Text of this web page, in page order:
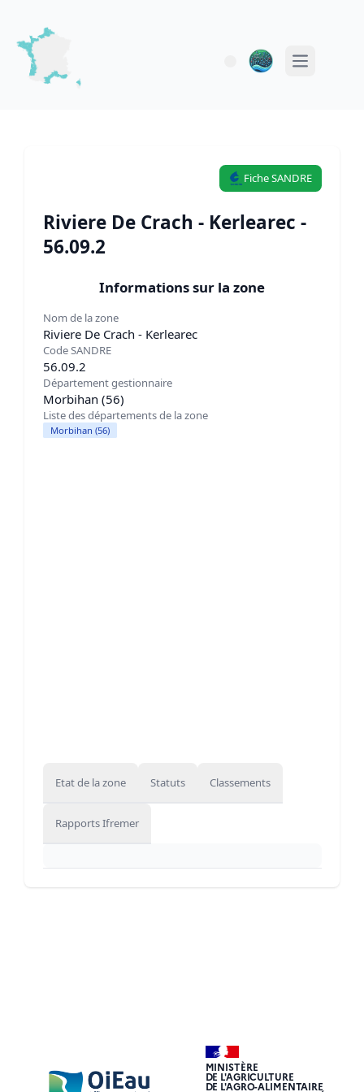
Open main
Fiche SANDRE
Riviere De Crach - Kerlearec -
56.09.2
Informations sur la zone
Nom de la zone
Riviere De Crach - Kerlearec
Code SANDRE
56.09.2
Département gestionnaire
Morbihan (56)
Liste des départements de la zone
Morbihan (56)
Etat de la zone Statuts Classements
Rapports Ifremer
MINISTÈRE
DE L'AGRICULTURE
DE L'AGRO-ALIMENTAIRE